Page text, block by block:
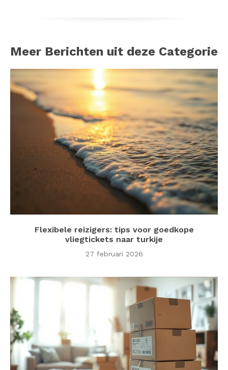
Meer Berichten uit deze Categorie
Flexibele reizigers: tips voor goedkope
vliegtickets naar turkije
27 februari 2026